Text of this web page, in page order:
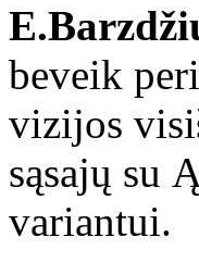
beveik
vizijos
sąsajų su
variantui.